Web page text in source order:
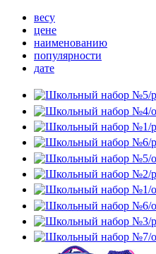
весу
цене
наименованию
популярности
дате